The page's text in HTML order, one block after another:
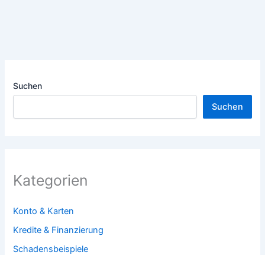
Suchen
Suchen
Kategorien
Konto & Karten
Kredite & Finanzierung
Schadensbeispiele